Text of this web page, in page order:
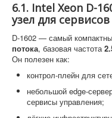
6.1. Intel Xeon D-
узел для
D-1602 — самый
потока, базовая частота
Он полезен как:
контрол-плейн для
небольшой edge-
сервисы управления;